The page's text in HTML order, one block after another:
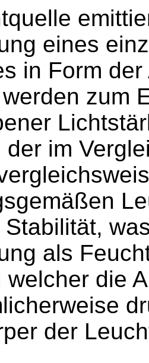
eines
in Form
zum
der im
als
welcher die
der